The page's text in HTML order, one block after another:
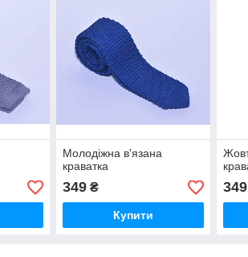
Молодіжна в'язана
краватка
349₴
Купити
349